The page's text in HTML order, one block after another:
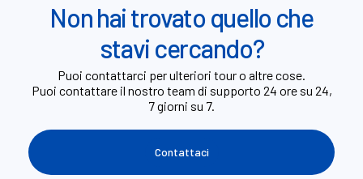
Non hai trovato quello che
stavi cercando?
Puoi contattarci per ulteriori tour o altre cose.
Puoi contattare il nostro team di supporto 24 ore su 24,
7 giorni su 7.
Contattaci